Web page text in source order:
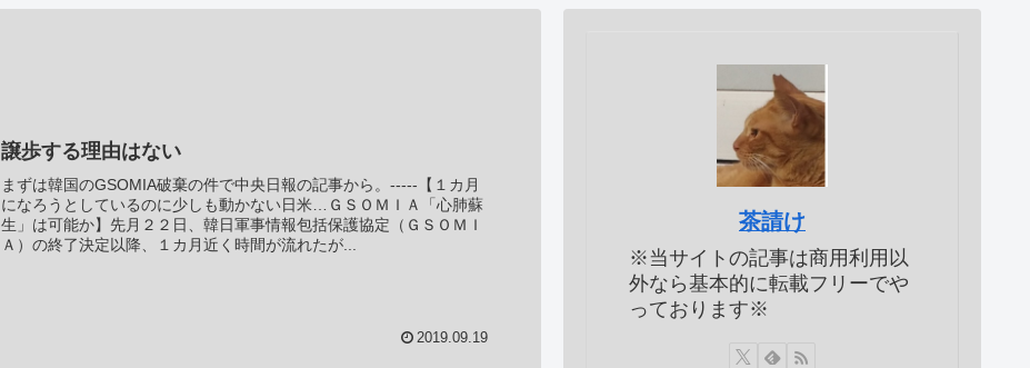
譲歩する理由はない
まずは韓国のGSOMIA破棄の件で中央日報の記事から。-----【１カ月
になろうとしているのに少しも動かない日米…ＧＳＯＭＩＡ「心肺蘇
生」は可能か】先月２２日、韓日軍事情報包括保護協定（ＧＳＯＭＩ
Ａ）の終了決定以降、１カ月近く時間が流れたが...
2019.09.19
茶請け
※当サイトの記事は商用利用以
外なら基本的に転載フリーでや
っております※